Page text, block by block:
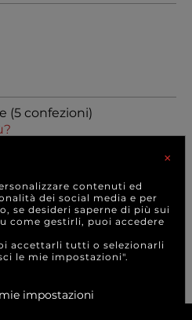
(5 confezioni)
quantitativi o esigenze
CONTATTACIper avere
OFFERTA
×
contenuti ed
dei social media e per
se desideri saperne di più sui
come gestirli, puoi accedere
accettarli tutti o selezionarli
le mie impostazioni".
impostazioni